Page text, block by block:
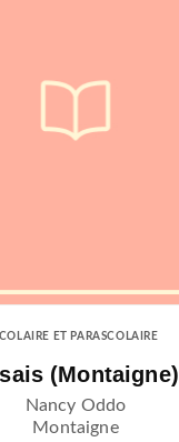
ET PARASCOLAIRE
(Montaigne)
Nancy Oddo
Montaigne